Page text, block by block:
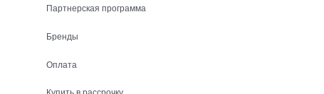
Партнерская программа
Бренды
Оплата